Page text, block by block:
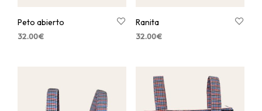
Peto abierto
32.00€
Ranita
32.00€